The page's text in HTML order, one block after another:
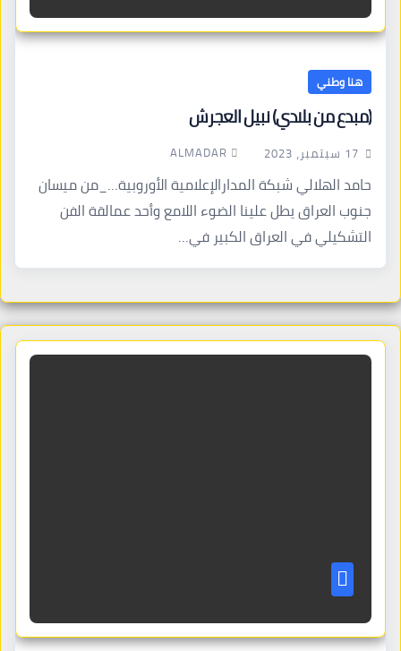
هنا وطني
(مبدع من بلادي) نبيل العجرش
17 سبتمبر، 2023 ALMADAR
حامد الهلالي شبكة المدارالإعلامية الأوروبية…_من ميسان
جنوب العراق يطل علينا الضوء اللامع وأحد عمالقة الفن
التشكيلي في العراق الكبير في…